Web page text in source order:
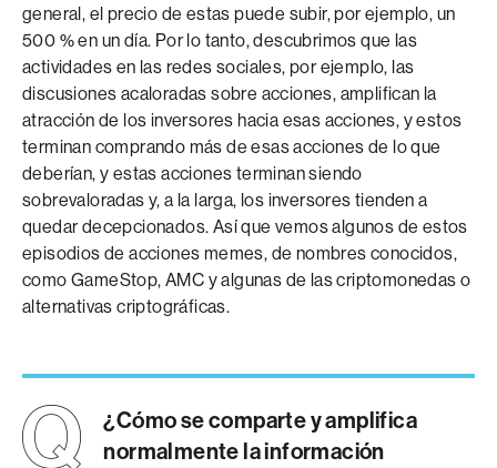
general, el precio de estas puede subir, por ejemplo, un
500 % en un día. Por lo tanto, descubrimos que las
actividades en las redes sociales, por ejemplo, las
discusiones acaloradas sobre acciones, amplifican la
atracción de los inversores hacia esas acciones, y estos
terminan comprando más de esas acciones de lo que
deberían, y estas acciones terminan siendo
sobrevaloradas y, a la larga, los inversores tienden a
quedar decepcionados. Así que vemos algunos de estos
episodios de acciones memes, de nombres conocidos,
como GameStop, AMC y algunas de las criptomonedas o
alternativas criptográficas.
¿Cómo se comparte y amplifica
normalmente la información